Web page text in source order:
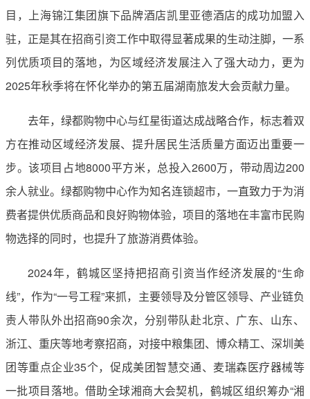
目，上海锦江集团旗下品牌酒店凯里亚德酒店的成功加盟入
驻，正是其在招商引资工作中取得显著成果的生动注脚，一系
列优质项目的落地，为区域经济发展注入了强大动力，更为
2025年秋季将在怀化举办的第五届湖南旅发大会贡献力量。
去年，绿都购物中心与红星街道达成战略合作，标志着双
方在推动区域经济发展、提升居民生活质量方面迈出重要一
步。该项目占地8000平方米，总投入2600万，带动周边200
余人就业。绿都购物中心作为知名连锁超市，一直致力于为消
费者提供优质商品和良好购物体验，项目的落地在丰富市民购
物选择的同时，也提升了旅游消费体验。
2024年，鹤城区坚持把招商引资当作经济发展的“生命
线”，作为“一号工程”来抓，主要领导及分管区领导、产业链负
责人带队外出招商90余次，分别带队赴北京、广东、山东、
浙江、重庆等地考察招商，对接中粮集团、博众精工、深圳美
团等重点企业35个，促成美团智慧交通、麦瑞森医疗器械等
一批项目落地。借助全球湘商大会契机，鹤城区组织筹办“湘